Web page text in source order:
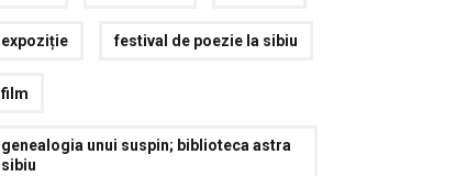
expoziție festival de poezie la sibiu
film
genealogia unui suspin; biblioteca astra
sibiu